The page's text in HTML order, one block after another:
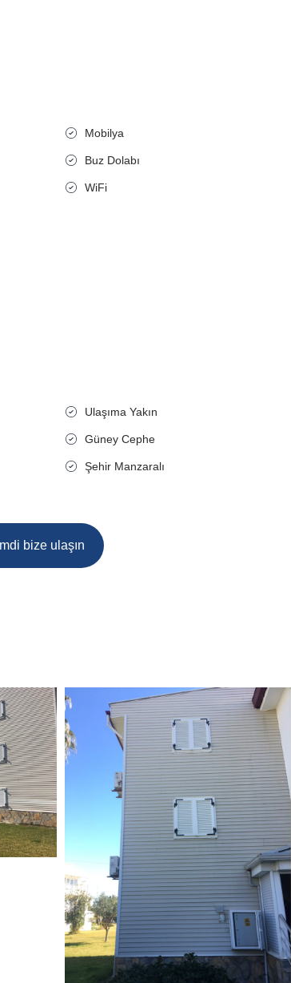
Mobilya
Buz Dolabı
WiFi
Ulaşıma Yakın
Güney Cephe
Şehir Manzaralı
bize ulaşın